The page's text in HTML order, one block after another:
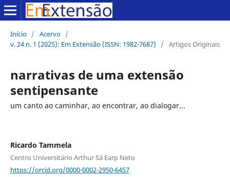
Início / Acervo /
v. 24 n. 1 (2025): Em Extensão (ISSN: 1982-7687)
/ Artigos Originais
narrativas de uma extensão
sentipensante
um canto ao caminhar, ao encontrar, ao dialogar...
Ricardo Tammela
Centro Universitário Arthur Sá Earp Neto
https://orcid.org/0000-0002-2950-6457